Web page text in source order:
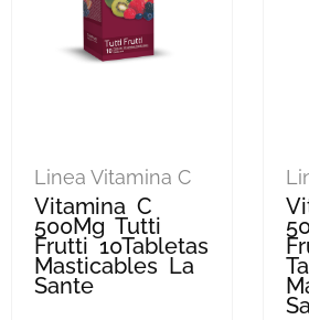
Linea Vitamina C
Vitamina C
500Mg Tutti
Frutti 10Tabletas
Masticables La
Sante